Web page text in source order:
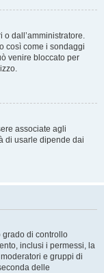
dall’amministratore.
così come i sondaggi
venire bloccato per
associate agli
di usarle dipende dai
grado di controllo
inclusi i permessi, la
e gruppi di
delle